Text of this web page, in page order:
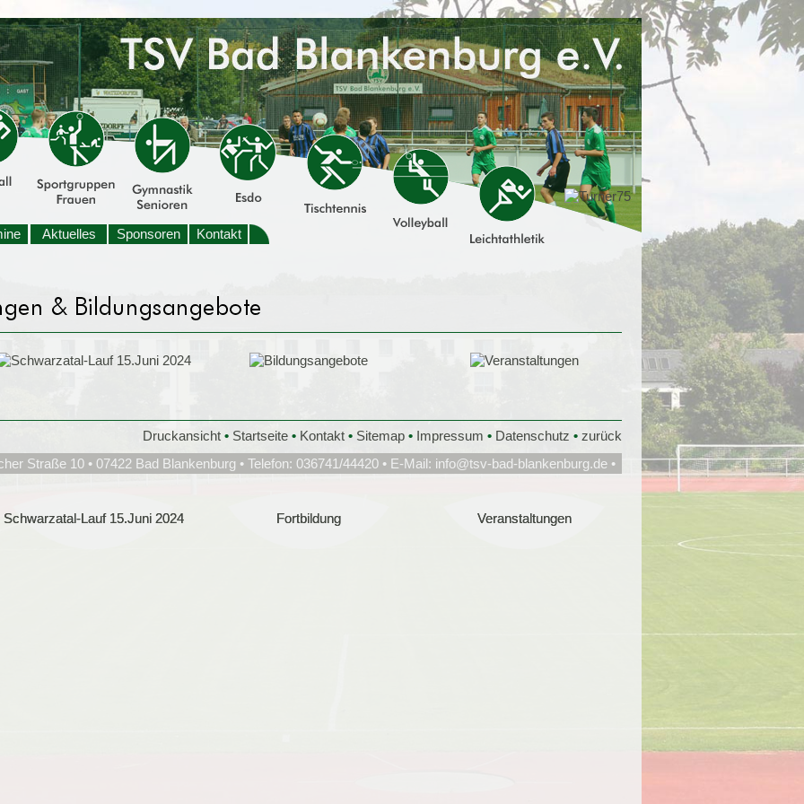
Aktuelles Sponsoren Kontakt
Schwarzatal-Lauf 15.Juni 2024
Schwarzatal-Lauf 15.Juni 2024 Fortbildung
Fortbildung Veranstaltungen
Veranstaltungen
Druckansicht • Startseite • Kontakt • Sitemap • Impressum • Datenschutz • zurück
Straße 10 • 07422 Bad Blankenburg • Telefon: 036741/44420 • E-Mail: info@tsv-bad-blankenburg.de•